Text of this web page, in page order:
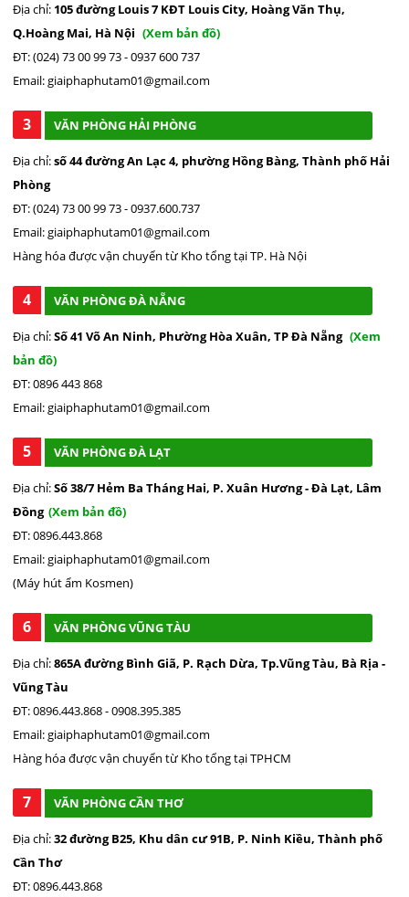
Địa chỉ: 105 đường Louis 7 KĐT Louis City, Hoàng Văn Thụ,
Q.Hoàng Mai, Hà Nội (Xem bản đồ)
ĐT: (024) 73 00 99 73 - 0937 600 737
Email: giaiphaphutam01@gmail.com
3 VĂN PHÒNG HẢI PHÒNG
Địa chỉ:số 44 đường An Lạc 4, phường Hồng Bàng, Thành phố Hải
Phòng
ĐT: (024) 73 00 99 73 - 0937.600.737
Email: giaiphaphutam01@gmail.com
Hàng hóa được vận chuyển từ Kho tổng tại TP. Hà Nội
4 VĂN PHÒNG ĐÀ NẴNG
Địa chỉ:Số 41 Võ An Ninh, Phường Hòa Xuân, TP Đà Nẵng (Xem
bản đồ)
ĐT: 0896 443 868
Email: giaiphaphutam01@gmail.com
5 VĂN PHÒNG ĐÀ LẠT
Địa chỉ:Số 38/7 Hẻm Ba Tháng Hai, P. Xuân Hương - Đà Lạt, Lâm
Đồng (Xem bản đồ)
ĐT: 0896.443.868
Email: giaiphaphutam01@gmail.com
(Máy hút ẩm Kosmen)
6 VĂN PHÒNG VŨNG TÀU
Địa chỉ:865A đường Bình Giã, P. Rạch Dừa, Tp.Vũng Tàu, Bà Rịa -
Vũng Tàu
ĐT: 0896.443.868 - 0908.395.385
Email: giaiphaphutam01@gmail.com
Hàng hóa được vận chuyển từ Kho tổng tại TPHCM
7 VĂN PHÒNG CẦN THƠ
Địa chỉ:32 đường B25, Khu dân cư 91B, P. Ninh Kiều, Thành phố
Cần Thơ
ĐT: 0896.443.868